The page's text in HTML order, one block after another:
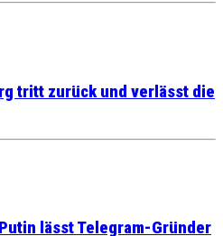
tritt zurück und verlässt die
lässt Telegram-Gründer